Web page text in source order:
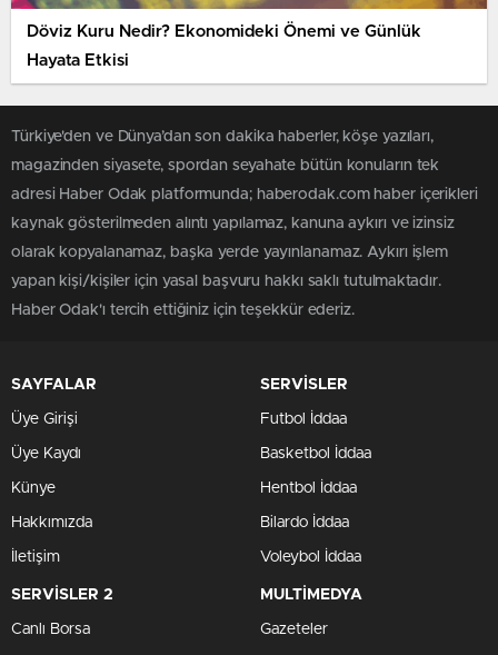
Döviz Kuru Nedir? Ekonomideki Önemi ve Günlük
Hayata Etkisi
Türkiye'den ve Dünya’dan son dakika haberler, köşe yazıları,
magazinden siyasete, spordan seyahate bütün konuların tek
adresi Haber Odak platformunda; haberodak.com haber içerikleri
kaynak gösterilmeden alıntı yapılamaz, kanuna aykırı ve izinsiz
olarak kopyalanamaz, başka yerde yayınlanamaz. Aykırı işlem
yapan kişi/kişiler için yasal başvuru hakkı saklı tutulmaktadır.
Haber Odak'ı tercih ettiğiniz için teşekkür ederiz.
SAYFALAR
Üye Girişi
Üye Kaydı
Künye
Hakkımızda
İletişim
SERVİSLER
Futbol İddaa
Basketbol İddaa
Hentbol İddaa
Bilardo İddaa
Voleybol İddaa
SERVİSLER 2
Canlı Borsa
MULTİMEDYA
Gazeteler